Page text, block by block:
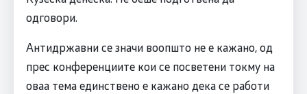
одговори.
Антидржавни се значи воопшто не е кажано, од
прес конференциите кои се посветени токму на
оваа тема единствено е кажано дека се работи